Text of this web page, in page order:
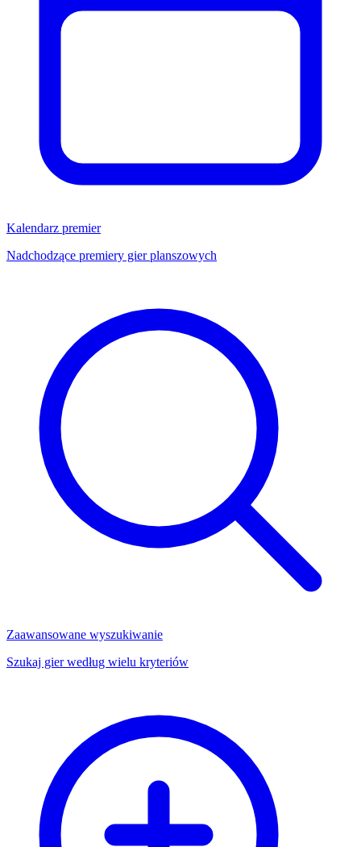
Kalendarz premier
Nadchodzące premiery gier planszowych
Zaawansowane wyszukiwanie
Szukaj gier według wielu kryteriów